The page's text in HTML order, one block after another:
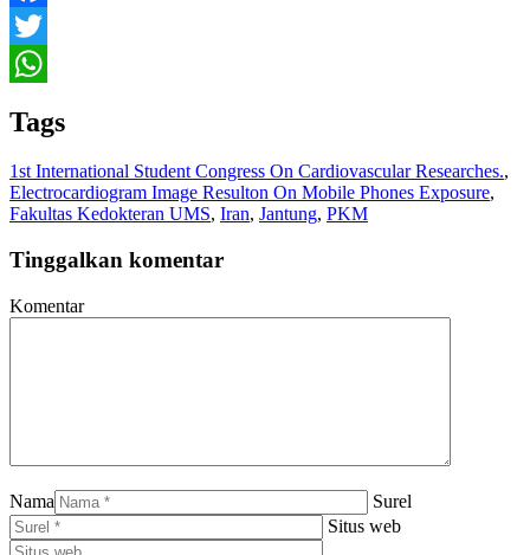
Facebook
Twitter
Tags
1st International Student Congress On Cardiovascular Researches.,
Electrocardiogram Image Resulton On Mobile Phones Exposure,
Fakultas Kedokteran UMS, Iran, Jantung, PKM
Tinggalkan komentar
Komentar
Nama
Surel
Situs web